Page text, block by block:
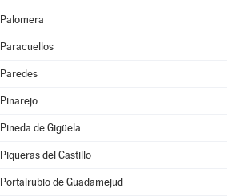
Palomera
Paracuellos
Paredes
Pinarejo
Pineda de Gigüela
Piqueras del Castillo
Portalrubio de Guadamejud